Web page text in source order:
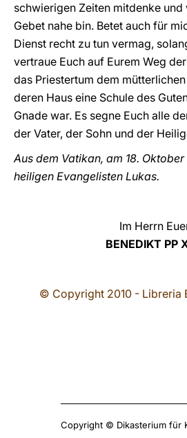
schwierigen Zeiten mitdenke und
Gebet nahe bin. Betet auch für
Dienst recht zu tun vermag,
vertraue Euch auf Eurem Weg
das Priestertum dem
deren Haus eine Schule des
Gnade war. Es segne Euch alle
der Vater, der Sohn und der
Aus dem Vatikan, am 18. Oktober
heiligen Evangelisten Lukas.
Im Herrn
BENEDIKT PP
© Copyright 2010 - Libreria
Copyright © Dikasterium für